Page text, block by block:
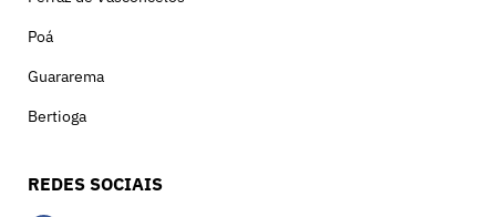
Poá
Guararema
Bertioga
REDES SOCIAIS